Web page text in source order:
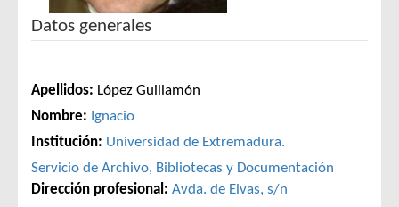
Datos generales
Apellidos: López Guillamón
Nombre: Ignacio
Institución: Universidad de Extremadura.
Servicio de Archivo, Bibliotecas y Documentación
Dirección profesional: Avda. de Elvas, s/n